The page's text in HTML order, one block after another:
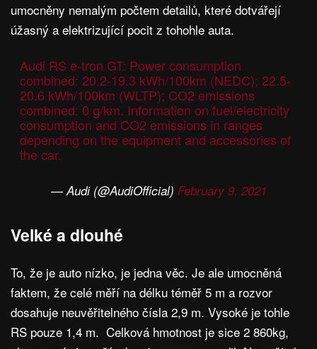
umocněny nemalým počtem detailů, které dotvářejí
úžasný a elektrizující pocit z tohohle auta.
Audi RS e-tron GT: Power consumption
combined: 20.2-19.3 kWh/100km (NEDC); 22.5-
20.6 kWh/100km (WLTP); CO2 emissions
combined: 0 g/km. Information on fuel/electricity
consumption and CO2 emissions in ranges
depending on the equipment and accessories of
the car.
— Audi (@AudiOfficial) February 9, 2021
Velké a dlouhé
To, že je auto nízko, je jedna věc. Je ale umocněná
faktem, že celé měří na délku téměř 5 m a rozvor
dosahuje neuvěřitelného čísla 2,9 m. Vysoké je tohle
RS pouze 1,4 m. Celková hmotnost je sice 2 860kg,